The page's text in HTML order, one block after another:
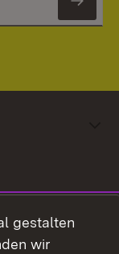
gestalten
wir